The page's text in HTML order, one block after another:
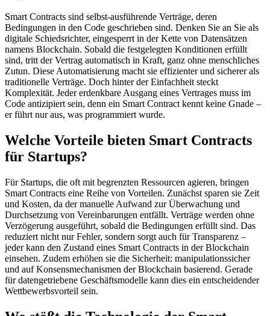
Smart Contracts sind selbst-ausführende Verträge, deren
Bedingungen in den Code geschrieben sind. Denken Sie an Sie als
digitale Schiedsrichter, eingesperrt in der Kette von Datensätzen
namens Blockchain. Sobald die festgelegten Konditionen erfüllt
sind, tritt der Vertrag automatisch in Kraft, ganz ohne menschliches
Zutun. Diese Automatisierung macht sie effizienter und sicherer als
traditionelle Verträge. Doch hinter der Einfachheit steckt
Komplexität. Jeder erdenkbare Ausgang eines Vertrages muss im
Code antizipiert sein, denn ein Smart Contract kennt keine Gnade –
er führt nur aus, was programmiert wurde.
Welche Vorteile bieten Smart Contracts
für Startups?
Für Startups, die oft mit begrenzten Ressourcen agieren, bringen
Smart Contracts eine Reihe von Vorteilen. Zunächst sparen sie Zeit
und Kosten, da der manuelle Aufwand zur Überwachung und
Durchsetzung von Vereinbarungen entfällt. Verträge werden ohne
Verzögerung ausgeführt, sobald die Bedingungen erfüllt sind. Das
reduziert nicht nur Fehler, sondern sorgt auch für Transparenz –
jeder kann den Zustand eines Smart Contracts in der Blockchain
einsehen. Zudem erhöhen sie die Sicherheit: manipulationssicher
und auf Konsensmechanismen der Blockchain basierend. Gerade
für datengetriebene Geschäftsmodelle kann dies ein entscheidender
Wettbewerbsvorteil sein.